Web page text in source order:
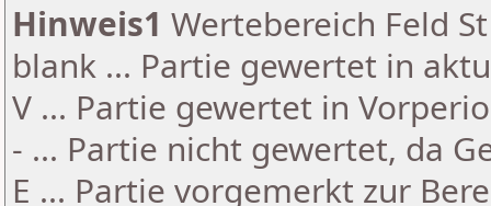
Hinweis1 Wertebereich Feld
blank ... Partie gewertet in
V ... Partie gewertet in
- ... Partie nicht gewertet, da
E ... Partie vorgemerkt zur